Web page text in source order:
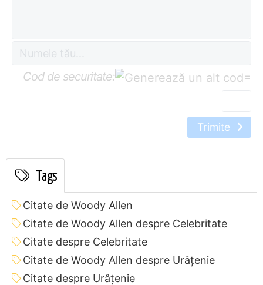
Cod de securitate: =
Trimite
Tags
Citate de Woody Allen
Citate de Woody Allen despre Celebritate
Citate despre Celebritate
Citate de Woody Allen despre Urâțenie
Citate despre Urâțenie